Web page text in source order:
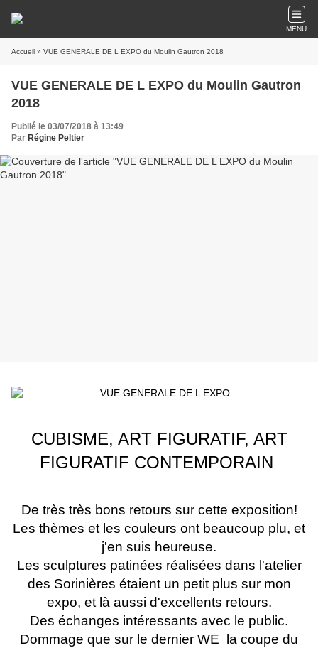
MENU
Accueil » VUE GENERALE DE L EXPO du Moulin Gautron 2018
VUE GENERALE DE L EXPO du Moulin Gautron
2018
Publié le 03/07/2018 à 13:49
Par Régine Peltier
CUBISME, ART FIGURATIF, ART
FIGURATIF CONTEMPORAIN
De très très bons retours sur cette exposition!
Les thèmes et les couleurs ont beaucoup plu, et
j'en suis heureuse.
Les sculptures patinées réalisées dans l'atelier
des Sorinières étaient un petit plus sur mon
expo, et là aussi d'excellents retours.
Des échanges intéressants avec le public.
Dommage que sur le dernier WE la coupe du